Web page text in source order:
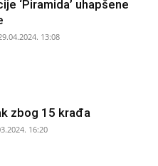
‘Piramida’ uhapšene
13:08
zbog 15 krađa
16:20